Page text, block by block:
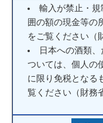
輸入が禁止・
囲の額の現金等の
をご覧ください（
日本への酒類
ついては、個人の
に限り免税となる
覧ください（財務